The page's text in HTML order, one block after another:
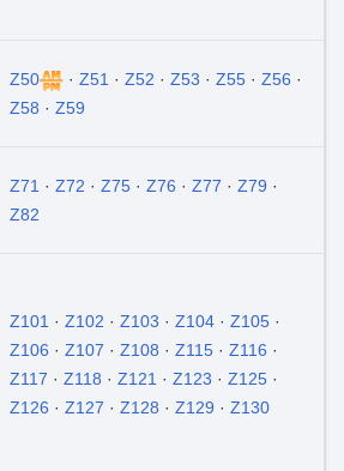
Z50 · Z51 · Z52 · Z53 · Z55 · Z56 ·
Z58 · Z59
Z71 · Z72 · Z75 · Z76 · Z77 · Z79 ·
Z82
Z101 · Z102 · Z103 · Z104 · Z105 ·
Z106 · Z107 · Z108 · Z115 · Z116 ·
Z117 · Z118 · Z121 · Z123 · Z125 ·
Z126 · Z127 · Z128 · Z129 · Z130